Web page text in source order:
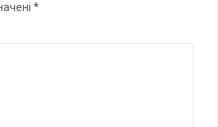
*